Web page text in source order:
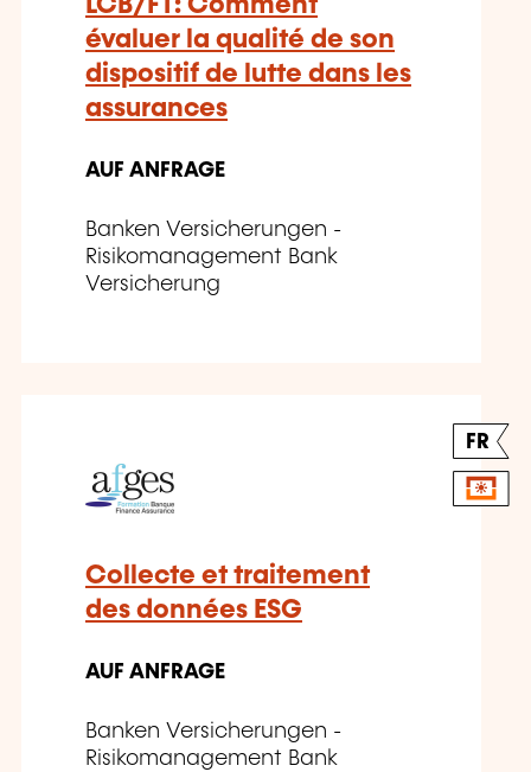
évaluer la qualité de son
dispositif de lutte dans les
assurances
AUF ANFRAGE
Banken Versicherungen -
Risikomanagement Bank
Versicherung
FR
Collecte et traitement
des données ESG
AUF ANFRAGE
Banken Versicherungen -
Risikomanagement Bank